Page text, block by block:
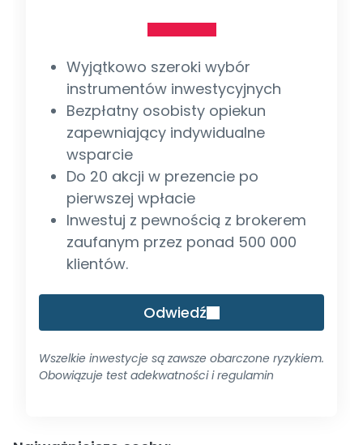
Wyjątkowo szeroki wybór
instrumentów inwestycyjnych
Bezpłatny osobisty opiekun
zapewniający indywidualne
wsparcie
Do 20 akcji w prezencie po
pierwszej wpłacie
Inwestuj z pewnością z brokerem
zaufanym przez ponad 500 000
klientów.
Odwiedź
Wszelkie inwestycje są zawsze obarczone ryzykiem.
Obowiązuje test adekwatności i regulamin